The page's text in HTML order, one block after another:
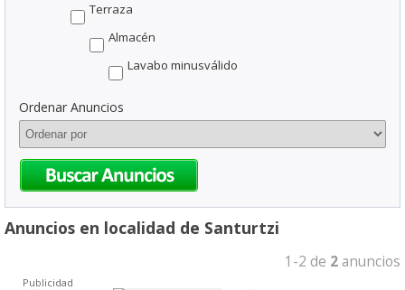
Terraza
Almacén
Lavabo minusválido
Ordenar Anuncios
Anuncios en localidad de Santurtzi
1-2 de 2 anuncios
Publicidad